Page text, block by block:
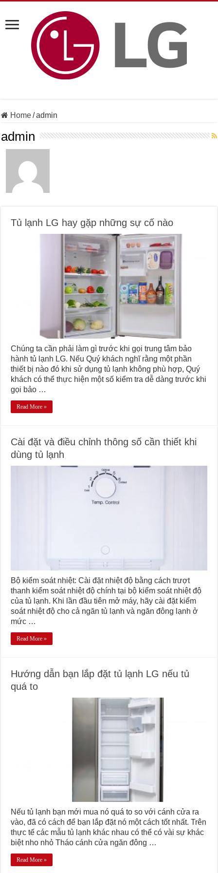
Home/admin
admin
Tủ lạnh LG hay gặp những sự cố nào
Chúng ta cần phải làm gì trước khi gọi trung tâm bảo
hành tủ lạnh LG. Nếu Quý khách nghĩ rằng một phần
thiết bị nào đó khi sử dụng tủ lạnh không phù hợp, Quý
khách có thể thực hiện một số kiểm tra dễ dàng trước khi
gọi bảo …
Read More »
Cài đặt và điều chỉnh thông số cần thiết khi
dùng tủ lạnh
Bộ kiểm soát nhiệt: Cài đặt nhiệt độ bằng cách trượt
thanh kiểm soát nhiệt độ chính tại bộ kiểm soát nhiệt độ
của tủ lạnh. Khi lần đầu tiên mở máy, hãy cài đặt kiểm
soát nhiệt độ cho cả ngăn tủ lạnh và ngăn đông lạnh ở
mức …
Read More »
Hướng dẫn bạn lắp đặt tủ lạnh LG nếu tủ
quá to
Nếu tủ lạnh bạn mới mua nó quá to so với cánh cửa ra
vào, đã có cách để bạn lắp đặt nó một cách tốt nhất. Trên
thực tế các mẫu tủ lạnh khác nhau có thể có vài sự khác
biệt nho nhỏ Tháo cánh cửa ngăn đông …
Read More »